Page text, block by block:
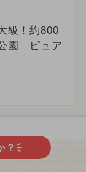
級！約800
園「ピュア
？